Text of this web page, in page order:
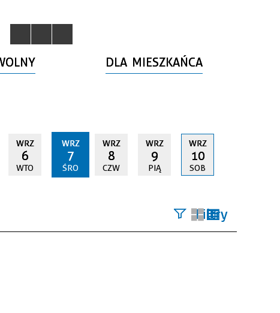
DLA MIESZKAŃCA
WRZ
6
WTO
WRZ
7
ŚRO
WRZ
8
CZW
WRZ
9
PIĄ
WRZ
10
SOB
Filtry